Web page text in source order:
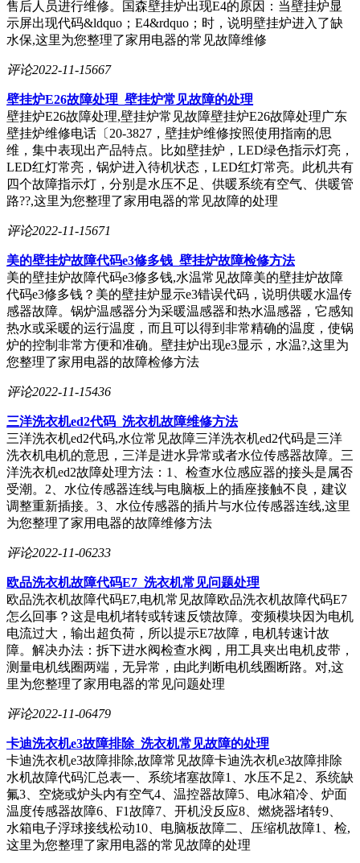
售后人员进行维修。国森壁挂炉出现E4的原因：当壁挂炉显
示屏出现代码&ldquo；E4&rdquo；时，说明壁挂炉进入了缺
水保,这里为您整理了家用电器的常见故障维修
评论2022-11-15667
壁挂炉E26故障处理_壁挂炉常见故障的处理
壁挂炉E26故障处理,壁挂炉常见故障壁挂炉E26故障处理广东
壁挂炉维修电话〔20-3827，壁挂炉维修按照使用指南的思
维，集中表现出产品特点。比如壁挂炉，LED绿色指示灯亮，
LED红灯常亮，锅炉进入待机状态，LED红灯常亮。此机共有
四个故障指示灯，分别是水压不足、供暖系统有空气、供暖管
路??,这里为您整理了家用电器的常见故障的处理
评论2022-11-15671
美的壁挂炉故障代码e3修多钱_壁挂炉故障检修方法
美的壁挂炉故障代码e3修多钱,水温常见故障美的壁挂炉故障
代码e3修多钱？美的壁挂炉显示e3错误代码，说明供暖水温传
感器故障。锅炉温感器分为采暖温感器和热水温感器，它感知
热水或采暖的运行温度，而且可以得到非常精确的温度，使锅
炉的控制非常方便和准确。壁挂炉出现e3显示，水温?,这里为
您整理了家用电器的故障检修方法
评论2022-11-15436
三洋洗衣机ed2代码_洗衣机故障维修方法
三洋洗衣机ed2代码,水位常见故障三洋洗衣机ed2代码是三洋
洗衣机电机的意思，三洋是进水异常或者水位传感器故障。三
洋洗衣机ed2故障处理方法：1、检查水位感应器的接头是属否
受潮。2、水位传感器连线与电脑板上的插座接触不良，建议
调整重新插接。3、水位传感器的插片与水位传感器连线,这里
为您整理了家用电器的故障维修方法
评论2022-11-06233
欧品洗衣机故障代码E7_洗衣机常见问题处理
欧品洗衣机故障代码E7,电机常见故障欧品洗衣机故障代码E7
怎么回事？这是电机堵转或转速反馈故障。变频模块因为电机
电流过大，输出超负荷，所以提示E7故障，电机转速计故
障。解决办法：拆下进水阀检查水阀，用工具夹出电机皮带，
测量电机线圈两端，无异常，由此判断电机线圈断路。对,这
里为您整理了家用电器的常见问题处理
评论2022-11-06479
卡迪洗衣机e3故障排除_洗衣机常见故障的处理
卡迪洗衣机e3故障排除,故障常见故障卡迪洗衣机e3故障排除
水机故障代码汇总表一、系统堵塞故障1、水压不足2、系统缺
氟3、空烧或炉头内有空气4、温控器故障5、电冰箱冷、炉面
温度传感器故障6、F1故障7、开机没反应8、燃烧器堵转9、
水箱电子浮球接线松动10、电脑板故障二、压缩机故障1、检,
这里为您整理了家用电器的常见故障的处理